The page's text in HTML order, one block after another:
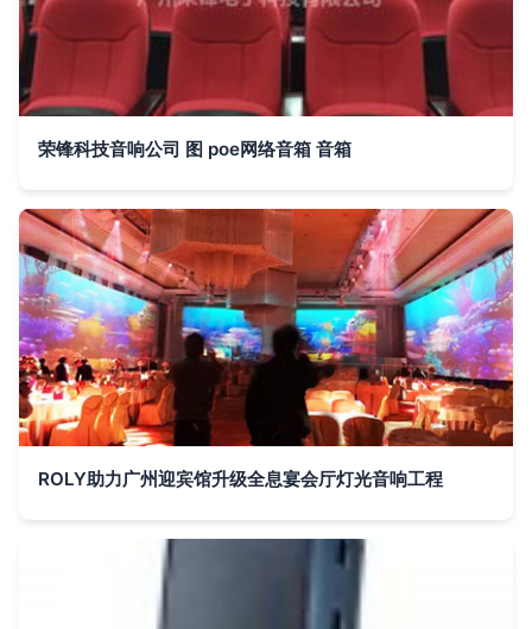
荣锋科技音响公司 图 poe网络音箱 音箱
ROLY助力广州迎宾馆升级全息宴会厅灯光音响工程